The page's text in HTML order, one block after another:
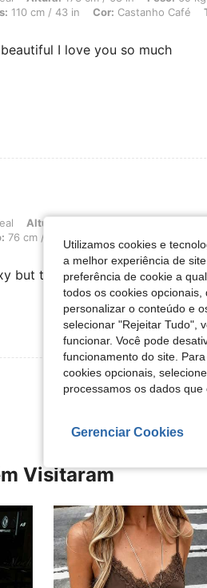
110 cm / 43 in Cor: Castanho Café
beautiful I love you so much
170 cm / 67 in, Peso: 75 kg / 165 lbs,
Altura:
76 cm / 30 in
but transparent
Ver Mais Avaliações
Visitaram
Utilizamos cookies e
a melhor experiência de
preferência de cookie a
todos os cookies
personalizar o conteúdo e
selecionar "Rejeitar Tudo",
funcionar. Você pode
funcionamento do site.
cookies opcionais,
processamos os dados que
Gerenciar Cookies